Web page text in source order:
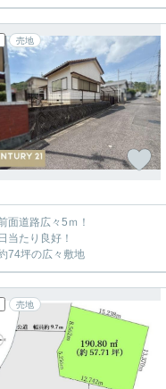
売地
面道路広々5ｍ！
当たり良好！
74坪の広々敷地
売地